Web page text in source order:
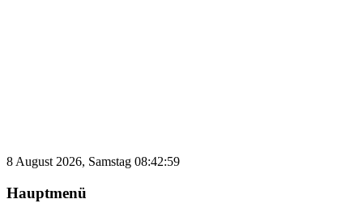
8 August 2026, Samstag 08:42:59
Hauptmenü